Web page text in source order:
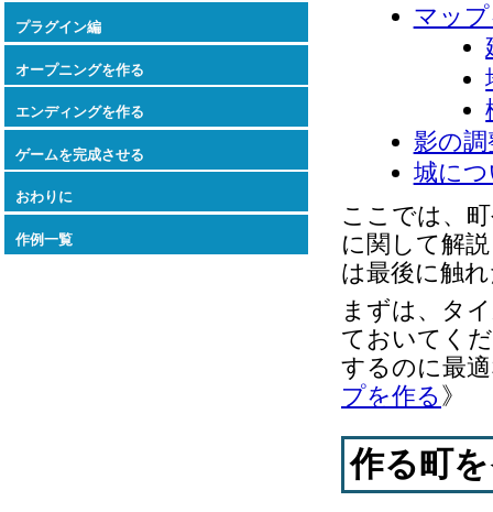
プラグイン編
オープニングを作る
エンディングを作る
ゲームを完成させる
おわりに
作例一覧
マッ
影の
城に
ここでは、
に関して解
は最後に触
まずは、タ
ておいてく
するのに最
プを作る 》
作る町